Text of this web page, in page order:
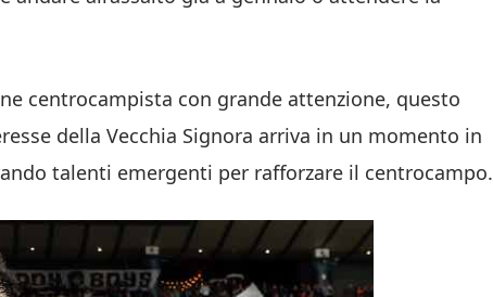
centrocampista con grande attenzione, questo
della Vecchia Signora arriva in un momento in
talenti emergenti per rafforzare il centrocampo.